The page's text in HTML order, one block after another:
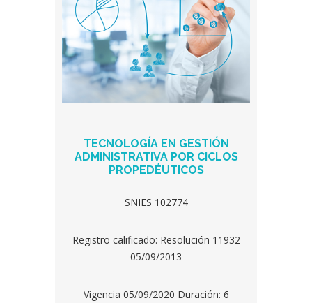
TECNOLOGÍA EN GESTIÓN
ADMINISTRATIVA POR CICLOS
PROPEDÉUTICOS
SNIES 102774
Registro calificado: Resolución 11932
05/09/2013
Vigencia 05/09/2020 Duración: 6